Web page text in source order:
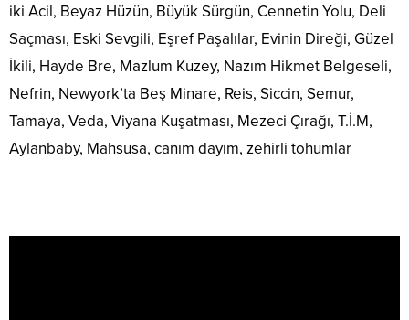
iki Acil, Beyaz Hüzün, Büyük Sürgün, Cennetin Yolu, Deli
Saçması, Eski Sevgili, Eşref Paşalılar, Evinin Direği, Güzel
İkili, Hayde Bre, Mazlum Kuzey, Nazım Hikmet Belgeseli,
Nefrin, Newyork’ta Beş Minare, Reis, Siccin, Semur,
Tamaya, Veda, Viyana Kuşatması, Mezeci Çırağı, T.İ.M,
Aylanbaby, Mahsusa, canım dayım, zehirli tohumlar